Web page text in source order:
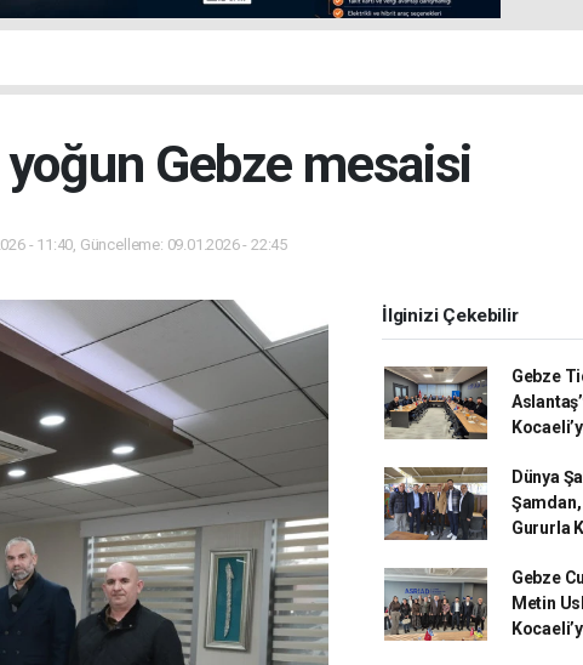
yoğun Gebze mesaisi
- 11:40, Güncelleme: 09.01.2026 - 22:45
İlginizi Çekebilir
Gebze
Dünya
Gururla
Gebze
Metin